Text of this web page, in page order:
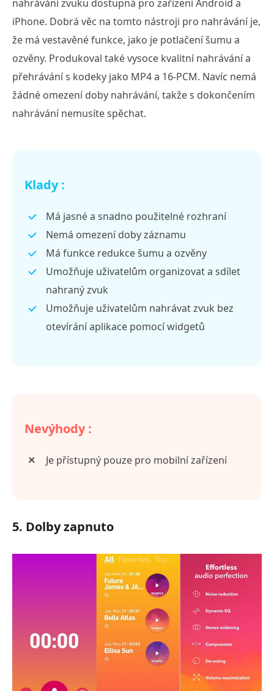
nahrávání zvuku dostupná pro zařízení Android a
iPhone. Dobrá věc na tomto nástroji pro nahrávání je,
že má vestavěné funkce, jako je potlačení šumu a
ozvěny. Produkoval také vysoce kvalitní nahrávání a
přehrávání s kodeky jako MP4 a 16-PCM. Navíc nemá
žádné omezení doby nahrávání, takže s dokončením
nahrávání nemusíte spěchat.
Klady :
Má jasné a snadno použitelné rozhraní
Nemá omezení doby záznamu
Má funkce redukce šumu a ozvěny
Umožňuje uživatelům organizovat a sdílet
nahraný zvuk
Umožňuje uživatelům nahrávat zvuk bez
otevírání aplikace pomocí widgetů
Nevýhody :
Je přístupný pouze pro mobilní zařízení
5. Dolby zapnuto